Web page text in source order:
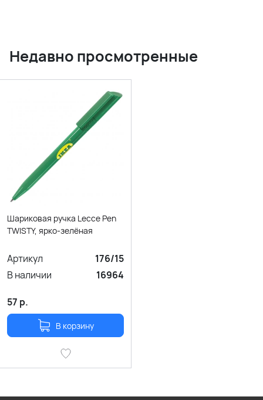
Недавно просмотренные
Шариковая ручка Lecce Pen
TWISTY, ярко-зелёная
Артикул
176/15
В наличии
16964
57 р.
В корзину